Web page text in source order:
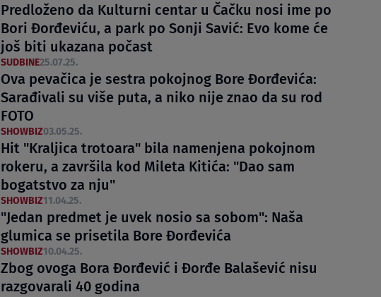
Predloženo da Kulturni centar u Čačku nosi ime po
Bori Đorđeviću, a park po Sonji Savić: Evo kome će
još biti ukazana počast
SUDBINE25.07.25.
Ova pevačica je sestra pokojnog Bore Đorđevića:
Sarađivali su više puta, a niko nije znao da su rod
FOTO
SHOWBIZ03.05.25.
Hit "Kraljica trotoara" bila namenjena pokojnom
rokeru, a završila kod Mileta Kitića: "Dao sam
bogatstvo za nju"
SHOWBIZ11.04.25.
"Jedan predmet je uvek nosio sa sobom": Naša
glumica se prisetila Bore Đorđevića
SHOWBIZ10.04.25.
Zbog ovoga Bora Đorđević i Đorđe Balašević nisu
razgovarali 40 godina